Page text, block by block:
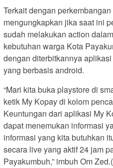
Terkait dengan
mengungkapkan jika saat ini
sudah melakukan action
kebutuhan warga Kota
dengan diterbitkannya
yang berbasis android.
“Mari kita buka playstore di
ketik My Kopay di kolom
Keuntungan dari aplikasi My
dapat menemukan informasi
informasi yang kita butuhkan
secara live yang aktif 24 jam
Payakumbuh,” imbuh Om